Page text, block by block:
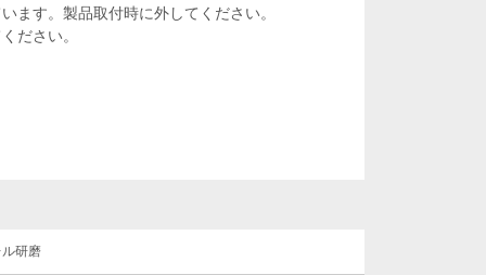
ます。製品取付時に外してください。
ださい。
研磨